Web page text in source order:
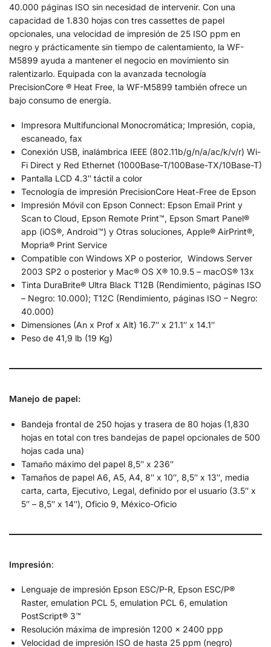
40.000 páginas ISO sin necesidad de intervenir. Con una
capacidad de 1.830 hojas con tres cassettes de papel
opcionales, una velocidad de impresión de 25 ISO ppm en
negro y prácticamente sin tiempo de calentamiento, la WF-
M5899 ayuda a mantener el negocio en movimiento sin
ralentizarlo. Equipada con la avanzada tecnología
PrecisionCore ® Heat Free, la WF-M5899 también ofrece un
bajo consumo de energía.
Impresora Multifuncional Monocromática; Impresión, copia,
escaneado, fax
Conexión USB, inalámbrica IEEE (802.11b/g/n/a/ac/k/v/r) Wi-
Fi Direct y Red Ethernet (1000Base-T/100Base-TX/10Base-T)
Pantalla LCD 4.3″ táctil a color
Tecnología de impresión PrecisionCore Heat-Free de Epson
Impresión Móvil con Epson Connect: Epson Email Print y
Scan to Cloud, Epson Remote Print™, Epson Smart Panel®
app (iOS®, Android™) y Otras soluciones, Apple® AirPrint®,
Mopria® Print Service
Compatible con Windows XP o posterior, Windows Server
2003 SP2 o posterior y Mac® OS X® 10.9.5 – macOS® 13x
Tinta DuraBrite® Ultra Black T12B (Rendimiento, páginas ISO
– Negro: 10.000); T12C (Rendimiento, páginas ISO – Negro:
40.000)
Dimensiones (An x Prof x Alt) 16.7″ x 21.1″ x 14.1″
Peso de 41,9 lb (19 Kg)
Manejo de papel:
Bandeja frontal de 250 hojas y trasera de 80 hojas (1,830
hojas en total con tres bandejas de papel opcionales de 500
hojas cada una)
Tamaño máximo del papel 8,5″ x 236″
Tamaños de papel A6, A5, A4, 8″ x 10″, 8,5″ x 13″, media
carta, carta, Ejecutivo, Legal, definido por el usuario (3.5″ x
5″ – 8,5″ x 14″), Oficio 9, México-Oficio
Impresión:
Lenguaje de impresión Epson ESC/P-R, Epson ESC/P®
Raster, emulation PCL 5, emulation PCL 6, emulation
PostScript® 3™
Resolución máxima de impresión 1200 x 2400 ppp
Velocidad de impresión ISO de hasta 25 ppm (negro)